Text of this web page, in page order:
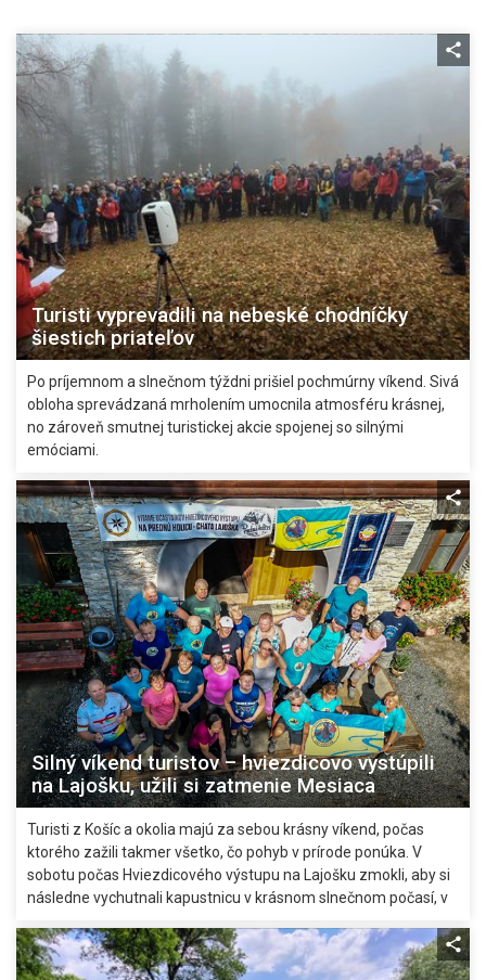
Turisti vyprevadili na nebeské chodníčky
šiestich priateľov
Po príjemnom a slnečnom týždni prišiel pochmúrny víkend. Sivá
obloha sprevádzaná mrholením umocnila atmosféru krásnej,
no zároveň smutnej turistickej akcie spojenej so silnými
emóciami.
Silný víkend turistov – hviezdicovo vystúpili
na Lajošku, užili si zatmenie Mesiaca
Turisti z Košíc a okolia majú za sebou krásny víkend, počas
ktorého zažili takmer všetko, čo pohyb v prírode ponúka. V
sobotu počas Hviezdicového výstupu na Lajošku zmokli, aby si
následne vychutnali kapustnicu v krásnom slnečnom počasí, v
Hrešnú.